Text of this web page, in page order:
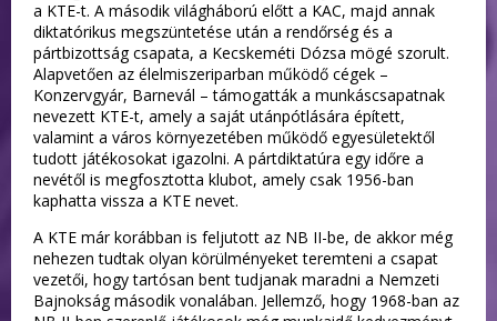
a KTE-t. A második világháború előtt a KAC, majd annak
diktatórikus megszüntetése után a rendőrség és a
pártbizottság csapata, a Kecskeméti Dózsa mögé szorult.
Alapvetően az élelmiszeriparban működő cégek –
Konzervgyár, Barnevál – támogatták a munkáscsapatnak
nevezett KTE-t, amely a saját utánpótlására épített,
valamint a város környezetében működő egyesületektől
tudott játékosokat igazolni. A pártdiktatúra egy időre a
nevétől is megfosztotta klubot, amely csak 1956-ban
kaphatta vissza a KTE nevet.
A KTE már korábban is feljutott az NB II-be, de akkor még
nehezen tudtak olyan körülményeket teremteni a csapat
vezetői, hogy tartósan bent tudjanak maradni a Nemzeti
Bajnokság második vonalában. Jellemző, hogy 1968-ban az